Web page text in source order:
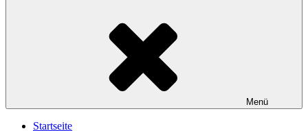
Menü
Startseite